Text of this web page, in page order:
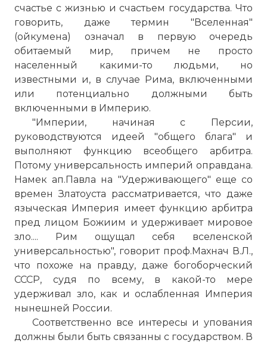
счастье с жизнью и счастьем государства. Что
говорить, даже термин "Вселенная"
(ойкумена) означал в первую очередь
обитаемый мир, причем не просто
населенный какими-то людьми, но
известными и, в случае Рима, включенными
или потенциально должными быть
включенными в Империю.
"Империи, начиная с Персии,
руководствуются идеей "общего блага" и
выполняют функцию всеобщего арбитра.
Потому универсальность империй оправдана.
Намек ап.Павла на "Удерживающего" еще со
времен Златоуста рассматривается, что даже
языческая Империя имеет функцию арбитра
пред лицом Божиим и удерживает мировое
зло.... Рим ощущал себя вселенской
универсальностью", говорит проф.Махнач В.Л.,
что похоже на правду, даже богоборческий
СССР, судя по всему, в какой-то мере
удерживал зло, как и ослабленная Империя
нынешней России.
Соответственно все интересы и упования
должны были быть связанны с государством. В